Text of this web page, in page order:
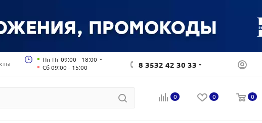
Пн-Пт 09:00 - 18:00
Сб 09:00 - 15:00
8 3532 42 30 33
0 0 0